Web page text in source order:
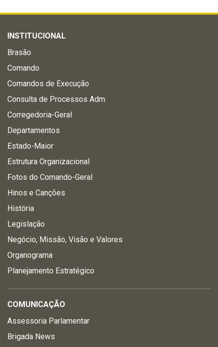
INSTITUCIONAL
Brasão
Comando
Comandos de Execução
Consulta de Processos Adm.
Corregedoria-Geral
Departamentos
Estado-Maior
Estrutura Organizacional
Fotos do Comando-Geral
Hinos e Canções
História
Legislação
Negócio, Missão, Visão e Valores
Organograma
Planejamento Estratégico
COMUNICAÇÃO
Assessoria Parlamentar
Brigada News